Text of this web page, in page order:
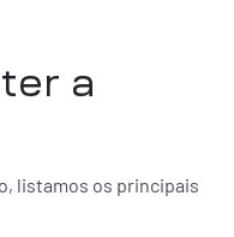
a
listamos os principais